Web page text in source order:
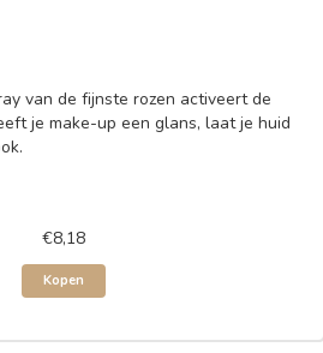
van de fijnste rozen activeert de
je make-up een glans, laat je huid
€8,18
Kopen